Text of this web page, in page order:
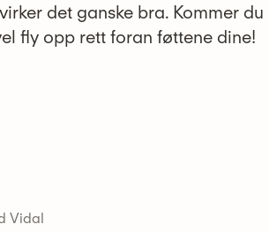
det ganske bra. Kommer du
fly opp rett foran føttene dine!
Vidal